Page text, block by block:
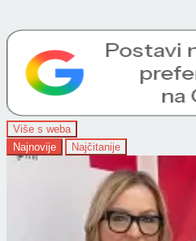
Više s weba
Najnovije
Najčitanije